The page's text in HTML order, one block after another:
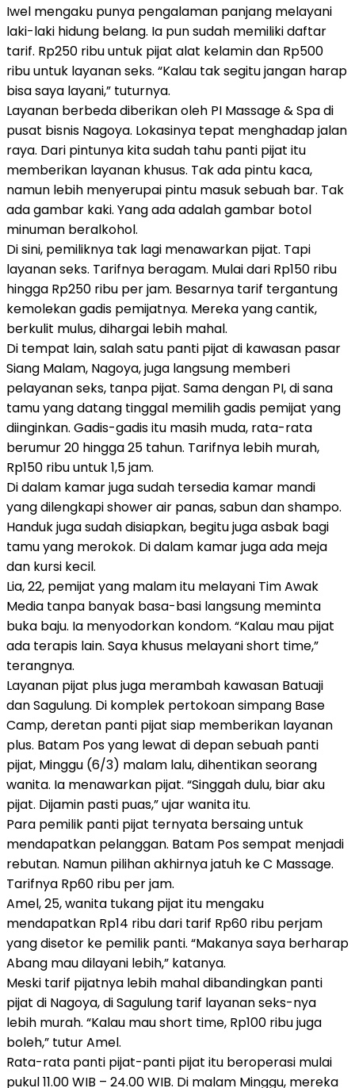
Iwel mengaku punya pengalaman panjang melayani
laki-laki hidung belang. Ia pun sudah memiliki daftar
tarif. Rp250 ribu untuk pijat alat kelamin dan Rp500
ribu untuk layanan seks. “Kalau tak segitu jangan harap
bisa saya layani,” tuturnya.
Layanan berbeda diberikan oleh PI Massage & Spa di
pusat bisnis Nagoya. Lokasinya tepat menghadap jalan
raya. Dari pintunya kita sudah tahu panti pijat itu
memberikan layanan khusus. Tak ada pintu kaca,
namun lebih menyerupai pintu masuk sebuah bar. Tak
ada gambar kaki. Yang ada adalah gambar botol
minuman beralkohol.
Di sini, pemiliknya tak lagi menawarkan pijat. Tapi
layanan seks. Tarifnya beragam. Mulai dari Rp150 ribu
hingga Rp250 ribu per jam. Besarnya tarif tergantung
kemolekan gadis pemijatnya. Mereka yang cantik,
berkulit mulus, dihargai lebih mahal.
Di tempat lain, salah satu panti pijat di kawasan pasar
Siang Malam, Nagoya, juga langsung memberi
pelayanan seks, tanpa pijat. Sama dengan PI, di sana
tamu yang datang tinggal memilih gadis pemijat yang
diinginkan. Gadis-gadis itu masih muda, rata-rata
berumur 20 hingga 25 tahun. Tarifnya lebih murah,
Rp150 ribu untuk 1,5 jam.
Di dalam kamar juga sudah tersedia kamar mandi
yang dilengkapi shower air panas, sabun dan shampo.
Handuk juga sudah disiapkan, begitu juga asbak bagi
tamu yang merokok. Di dalam kamar juga ada meja
dan kursi kecil.
Lia, 22, pemijat yang malam itu melayani Tim Awak
Media tanpa banyak basa-basi langsung meminta
buka baju. Ia menyodorkan kondom. “Kalau mau pijat
ada terapis lain. Saya khusus melayani short time,”
terangnya.
Layanan pijat plus juga merambah kawasan Batuaji
dan Sagulung. Di komplek pertokoan simpang Base
Camp, deretan panti pijat siap memberikan layanan
plus. Batam Pos yang lewat di depan sebuah panti
pijat, Minggu (6/3) malam lalu, dihentikan seorang
wanita. Ia menawarkan pijat. “Singgah dulu, biar aku
pijat. Dijamin pasti puas,” ujar wanita itu.
Para pemilik panti pijat ternyata bersaing untuk
mendapatkan pelanggan. Batam Pos sempat menjadi
rebutan. Namun pilihan akhirnya jatuh ke C Massage.
Tarifnya Rp60 ribu per jam.
Amel, 25, wanita tukang pijat itu mengaku
mendapatkan Rp14 ribu dari tarif Rp60 ribu perjam
yang disetor ke pemilik panti. “Makanya saya berharap
Abang mau dilayani lebih,” katanya.
Meski tarif pijatnya lebih mahal dibandingkan panti
pijat di Nagoya, di Sagulung tarif layanan seks-nya
lebih murah. “Kalau mau short time, Rp100 ribu juga
boleh,” tutur Amel.
Rata-rata panti pijat-panti pijat itu beroperasi mulai
pukul 11.00 WIB – 24.00 WIB. Di malam Minggu, mereka